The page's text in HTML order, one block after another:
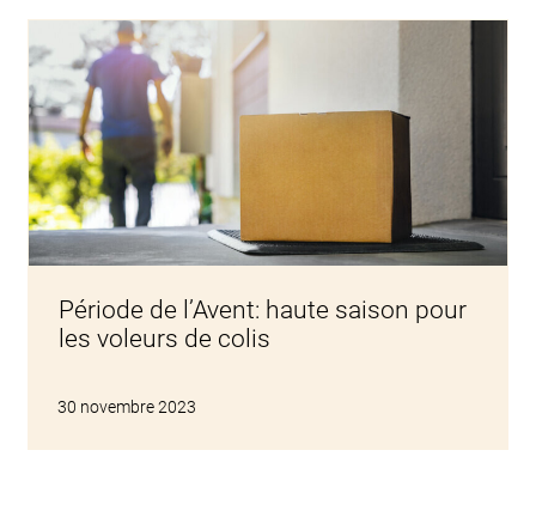
Période de l’Avent: haute saison pour
les voleurs de colis
30 novembre 2023